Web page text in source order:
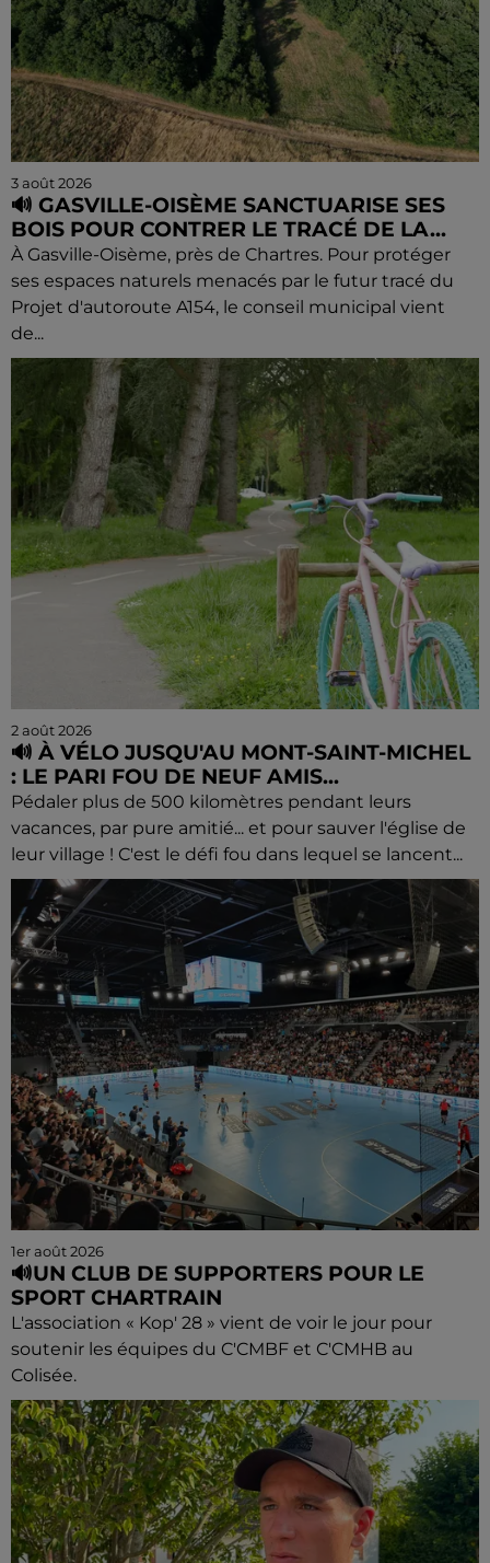
3 août 2026
🔊 GASVILLE-OISÈME SANCTUARISE SES
BOIS POUR CONTRER LE TRACÉ DE LA...
À Gasville-Oisème, près de Chartres. Pour protéger
ses espaces naturels menacés par le futur tracé du
Projet d'autoroute A154, le conseil municipal vient
de...
2 août 2026
🔊 À VÉLO JUSQU'AU MONT-SAINT-MICHEL
: LE PARI FOU DE NEUF AMIS...
Pédaler plus de 500 kilomètres pendant leurs
vacances, par pure amitié... et pour sauver l'église de
leur village ! C'est le défi fou dans lequel se lancent...
1er août 2026
🔊UN CLUB DE SUPPORTERS POUR LE
SPORT CHARTRAIN
L'association « Kop' 28 » vient de voir le jour pour
soutenir les équipes du C'CMBF et C'CMHB au
Colisée.